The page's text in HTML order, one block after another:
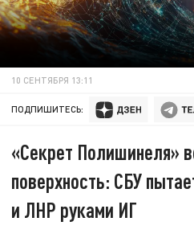
10 СЕНТЯБРЯ 13:11
ПОДПИШИТЕСЬ:
«Секрет Полишинеля»
поверхность: СБУ
и ЛНР руками ИГ